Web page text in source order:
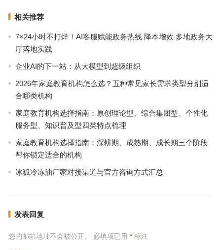
相关推荐
7×24小时不打烊！AI客服赋能政务热线 降本增效 多地政务大
厅落地实践
企业AI的下一站：从大模型到超级组织
2026年家庭教育机构怎么选？五种常见家长需求类型分别适
合哪类机构
家庭教育机构选择指南：原创理论型、综合集团型、个性化
服务型、知识普及型四类特点梳理
家庭教育机构选择指南：深耕期、成熟期、成长期三个阶段
帮你锁定适合的机构
冰狐冷冻油厂家对接渠道与官方咨询方式汇总
发表回复
您的邮箱地址不会被公开。 必填项已用 *标注